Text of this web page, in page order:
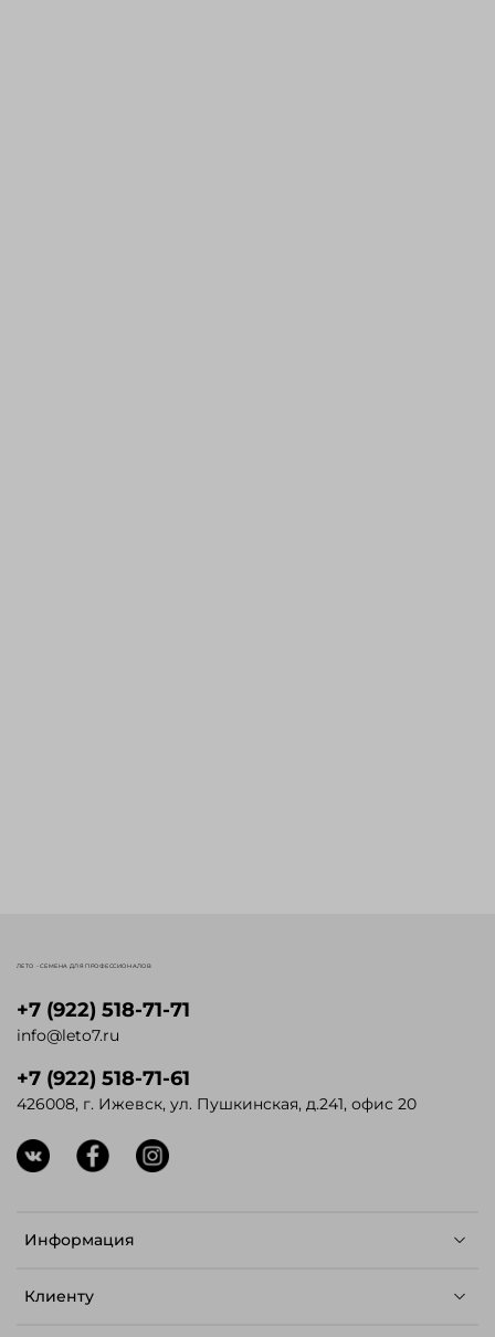
Информация
Клиенту
+7 (922) 518-71-71
info@leto7.ru
+7 (922) 518-71-61
426008, г. Ижевск, ул. Пушкинская, д.241, офис 20
ЛЕТО - СЕМЕНА ДЛЯ ПРОФЕССИОНАЛОВ